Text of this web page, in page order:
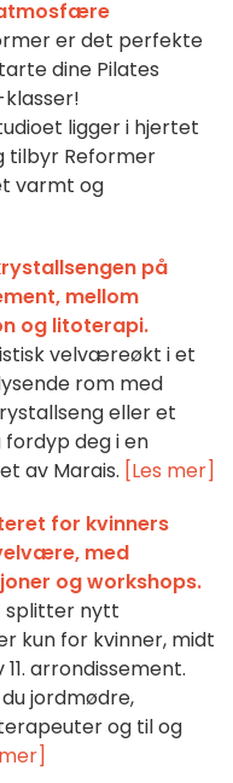
er det perfekte
dine Pilates
ligger i hjertet
tilbyr Reformer
varmt og
på
mellom
og litoterapi.
velværeøkt i et
rom med
eller et
fordyp deg i en
av Marais. [Les mer]
for kvinners
med
og workshops.
splitter nytt
kun for kvinner, midt
arrondissement.
jordmødre,
og til og